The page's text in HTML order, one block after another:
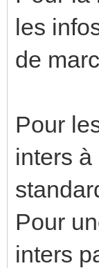
les
de
Pour
inters
Pour
inters